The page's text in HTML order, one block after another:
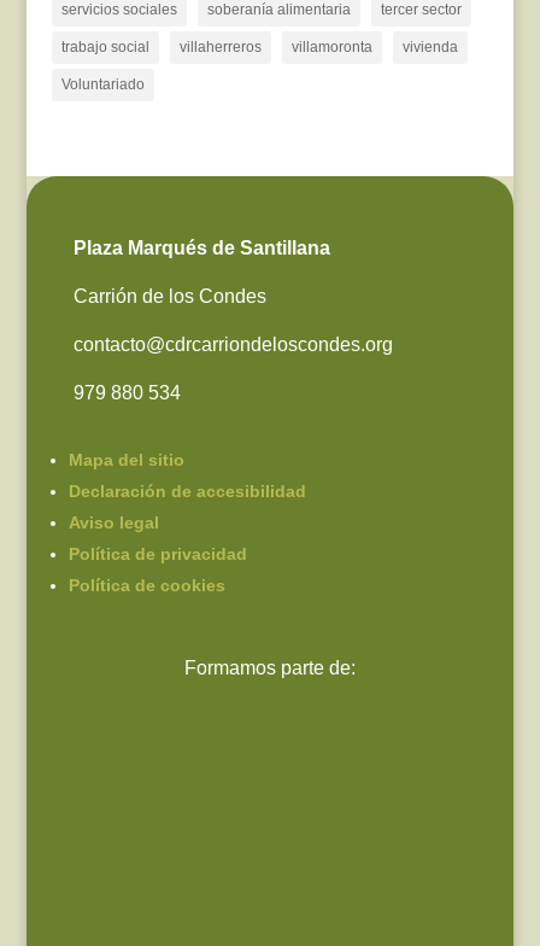
servicios sociales soberanía alimentaria tercer sector
trabajo social villaherreros villamoronta vivienda
Voluntariado
Plaza Marqués de Santillana
Carrión de los Condes
contacto@cdrcarriondeloscondes.org
979 880 534
Mapa del sitio
Declaración de accesibilidad
Aviso legal
Política de privacidad
Política de cookies
Formamos parte de: